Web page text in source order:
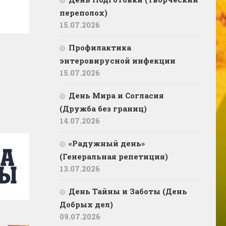
переполох)
15.07.2026
Профилактика
энтеровирусной инфекции
15.07.2026
День Мира и Согласия
(Дружба без границ)
14.07.2026
«Радужный день»
(Генеральная репетиция)
13.07.2026
День Тайны и Заботы (День
Добрых дел)
09.07.2026